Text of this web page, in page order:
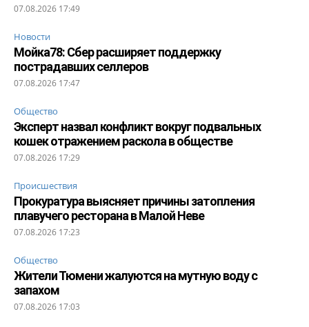
07.08.2026 17:49
Новости
Мойка78: Сбер расширяет поддержку
пострадавших селлеров
07.08.2026 17:47
Общество
Эксперт назвал конфликт вокруг подвальных
кошек отражением раскола в обществе
07.08.2026 17:29
Происшествия
Прокуратура выясняет причины затопления
плавучего ресторана в Малой Неве
07.08.2026 17:23
Общество
Жители Тюмени жалуются на мутную воду с
запахом
07.08.2026 17:03